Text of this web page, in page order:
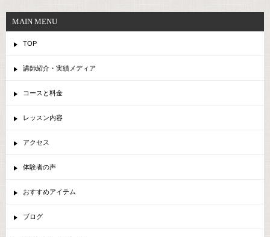
MAIN MENU
TOP
講師紹介・実績メディア
コースと料金
レッスン内容
アクセス
体験者の声
おすすめアイテム
ブログ